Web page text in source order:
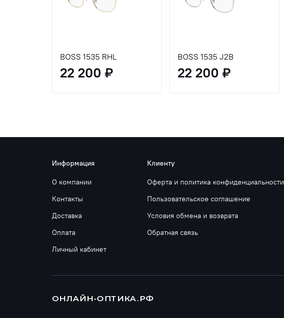
BOSS 1535 RHL
22 200 ₽
BOSS 1535 J2B
22 200 ₽
Информация
О компании
Контакты
Доставка
Оплата
Личный кабинет
Клиенту
Оферта и политика конфиденциальности
Пользовательское соглашение
Условия обмена и возврата
Обратная связь
ОНЛАЙН-ОПТИКА.РФ